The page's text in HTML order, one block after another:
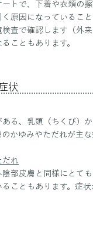
トで、下着や衣類の
原因になっているこ
査で確認します（外来
こともあります。
状
る、乳頭（ちくび）
かゆみやただれが主
だれ
部皮膚と同様にとて
こともあります。 症状